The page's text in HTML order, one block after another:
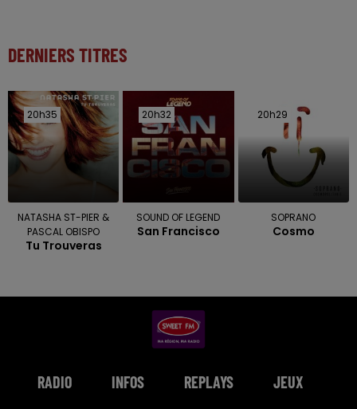
DERNIERS TITRES
20h35
20h35
NATASHA ST-PIER &
PASCAL OBISPO
Tu Trouveras
20h32
20h32
SOUND OF LEGEND
San Francisco
20h29
20h29
SOPRANO
Cosmo
RADIO INFOS REPLAYS JEUX